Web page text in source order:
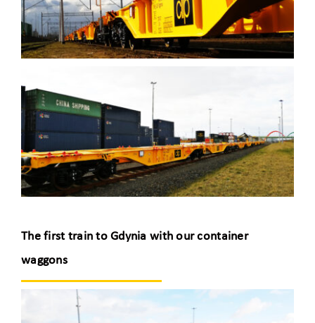
The first train to Gdynia with our container
waggons